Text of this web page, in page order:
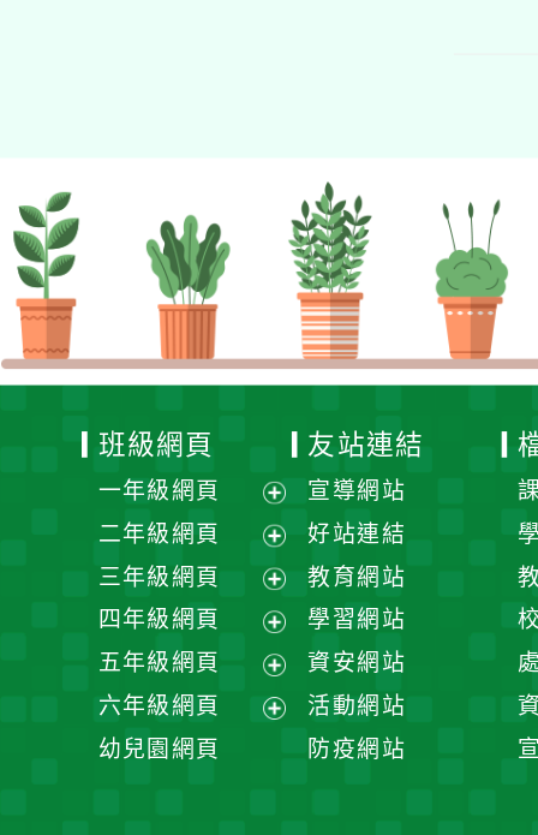
班級網頁
一年級網頁
展
開
選
單
二年級網頁
展
選
單
三年級網頁
展
選
單
四年級網頁
展
選
五年級網頁
展
六年級網頁
幼兒園網頁
友站連結
宣導網站
好站連結
教育網站
學習網站
資安網站
活動網站
防疫網站